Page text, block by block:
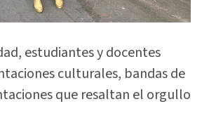
estudiantes y docentes
culturales, bandas de
que resaltan el orgullo